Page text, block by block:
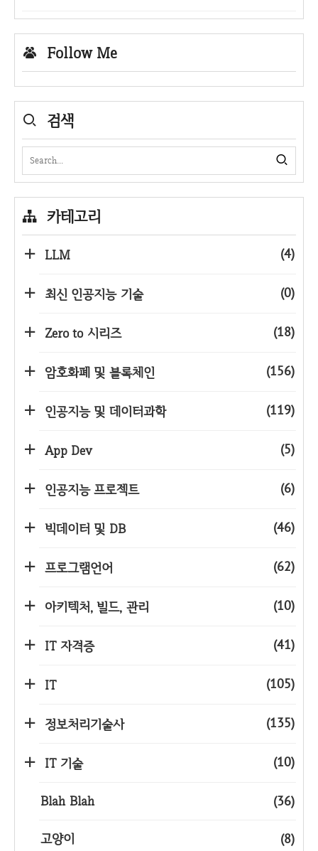
Follow Me
검색
카테고리
LLM (4)
최신 인공지능 기술 (0)
Zero to 시리즈 (18)
암호화폐 및 블록체인 (156)
인공지능 및 데이터과학 (119)
App Dev (5)
인공지능 프로젝트 (6)
빅데이터 및 DB (46)
프로그램언어 (62)
아키텍처, 빌드, 관리 (10)
IT 자격증 (41)
IT (105)
정보처리기술사 (135)
IT 기술 (10)
Blah Blah (36)
고양이 (8)